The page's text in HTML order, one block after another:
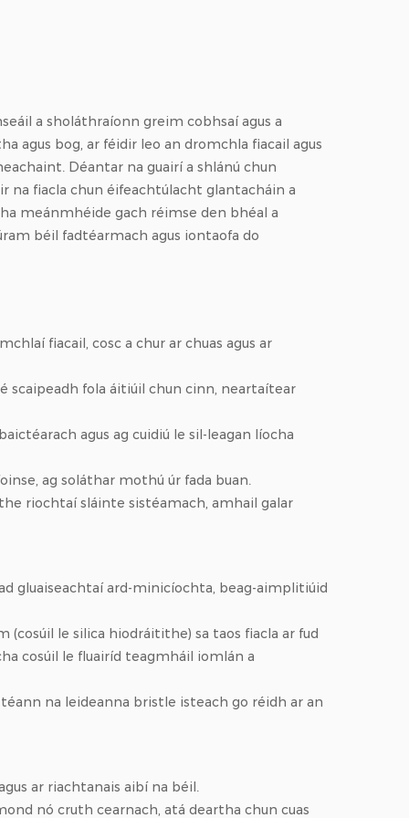
a sholáthraíonn greim cobhsaí agus a
agus bog, ar féidir leo an dromchla fiacail agus
Déantar na guairí a shlánú chun
na fiacla chun éifeachtúlacht glantacháin a
meánmhéide gach réimse den bhéal a
béil fadtéarmach agus iontaofa do
fiacail, cosc a chur ar chuas agus ar
scaipeadh fola áitiúil chun cinn, neartaítear
agus ag cuidiú le sil-leagan líocha
ag soláthar mothú úr fada buan.
riochtaí sláinte sistéamach, amhail galar
gluaiseachtaí ard-minicíochta, beag-aimplitiúid
le silica hiodráitithe) sa taos fiacla ar fud
cosúil le fluairíd teagmháil iomlán a
na leideanna bristle isteach go réidh ar an
ar riachtanais aibí na béil.
nó cruth cearnach, atá deartha chun cuas